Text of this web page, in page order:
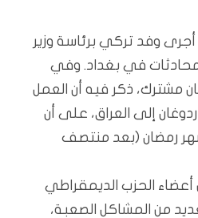
وفد تركي برئاسة وزير
محادثات في بغداد. وفي
مشترك، ذكر فيه أن العمل
إلى العراق، على أن
شهر رمضان (بعد منتصف
الحزب الديمقراطي
من المشاكل الصعبة،